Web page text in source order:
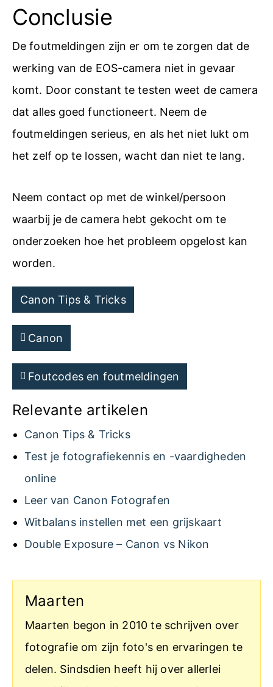
Conclusie
De foutmeldingen zijn er om te zorgen dat de
werking van de EOS-camera niet in gevaar
komt. Door constant te testen weet de camera
dat alles goed functioneert. Neem de
foutmeldingen serieus, en als het niet lukt om
het zelf op te lossen, wacht dan niet te lang.
Neem contact op met de winkel/persoon
waarbij je de camera hebt gekocht om te
onderzoeken hoe het probleem opgelost kan
worden.
Canon Tips & Tricks
Canon
Foutcodes en foutmeldingen
Relevante artikelen
Canon Tips & Tricks
Test je fotografiekennis en -vaardigheden
online
Leer van Canon Fotografen
Witbalans instellen met een grijskaart
Double Exposure – Canon vs Nikon
Maarten
Maarten begon in 2010 te schrijven over
fotografie om zijn foto's en ervaringen te
delen. Sindsdien heeft hij over allerlei